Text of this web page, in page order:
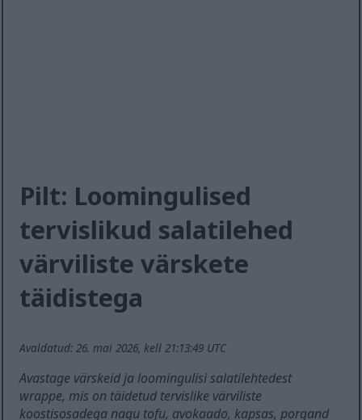
Pilt: Loomingulised
tervislikud salatilehed
värviliste värskete
täidistega
Avaldatud: 26. mai 2026, kell 21:13:49 UTC
Avastage värskeid ja loomingulisi salatilehtedest
wrappe, mis on täidetud tervislike värviliste
koostisosadega nagu tofu, avokaado, kapsas, porgand